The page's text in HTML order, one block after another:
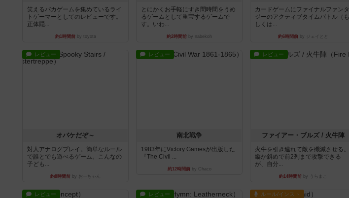
笑えるバカゲームを集めているライ
トゲーマーとしてのレビューです。
正体隠...
約1時間前by toyota
とにかくお手軽にすき間時間をうめ
るゲームとして重宝するゲームで
す。いわ...
約2時間前 by nabekoh
カードゲームにファイナルファンタ
ジーのアクティブタイムバトル（も
しくは...
約6時間前 by ジェイとと
レビュー
オバケだぞ～
対人アナログプレイ。簡単なルール
で誰とでも遊べるゲーム。こんなの
子ども...
約8時間前 by おーちゃん
レビュー
南北戦争
1983年にVictory Gamesが出版した
『The Civil ...
約12時間前by Chaco
レビュー
ファイアー・ブルズ / 火牛陣
火牛を引き連れて敵を殲滅させる。
縦か斜めで前2列まで攻撃できる
が、自分...
約14時間前 by うらまこ
レビュー レビュー ルール/インスト